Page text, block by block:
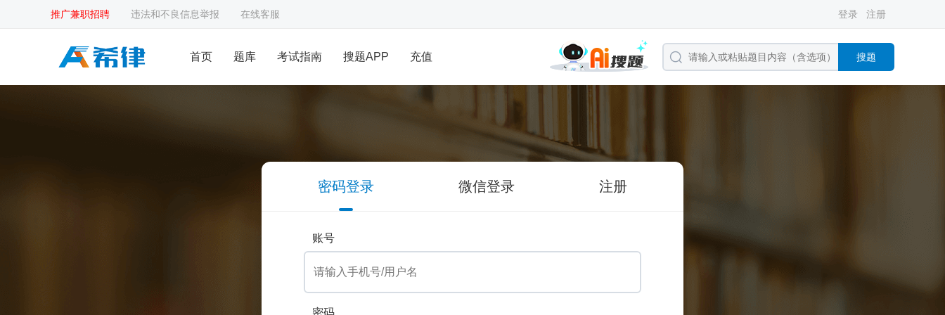
推广兼职招聘 违法和不良信息举报 在线客服 登录 注册
首页 题库 考试指南 搜题APP 充值 搜题
密码登录 微信登录 注册
账号
密码